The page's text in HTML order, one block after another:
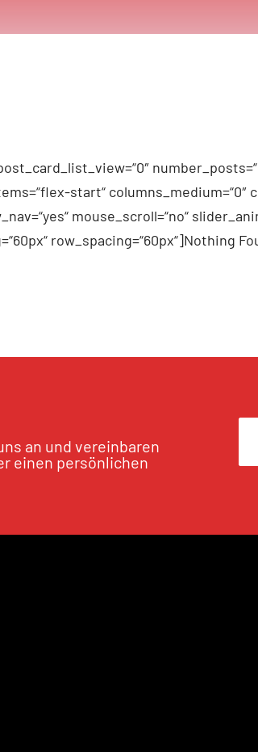
start“ columns_medium=“0″
mouse_scroll=“no“
an und vereinbaren
einen persönlichen